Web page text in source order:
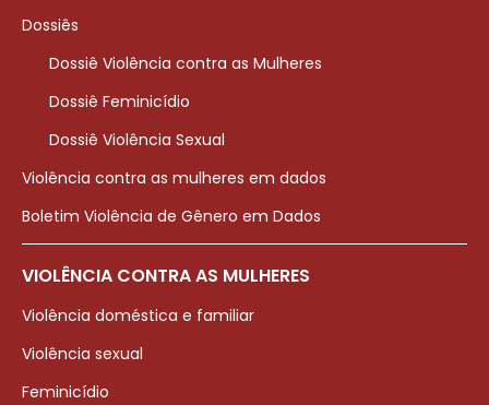
Dossiês
Dossiê Violência contra as Mulheres
Dossiê Feminicídio
Dossiê Violência Sexual
Violência contra as mulheres em dados
Boletim Violência de Gênero em Dados
VIOLÊNCIA CONTRA AS MULHERES
Violência doméstica e familiar
Violência sexual
Feminicídio